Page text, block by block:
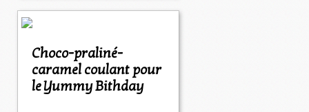
Choco-praliné-
caramel coulant pour
le Yummy Bithday